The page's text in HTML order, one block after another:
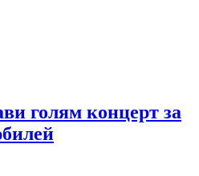
голям концерт за